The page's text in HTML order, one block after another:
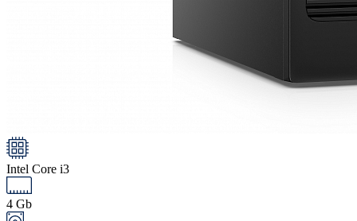
Intel Core i3
4 Gb